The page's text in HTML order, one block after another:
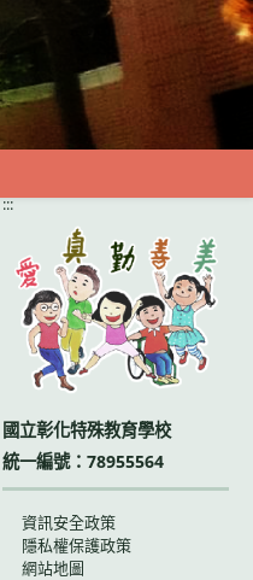
:::
國立彰化特殊教育學校
統一編號：78955564
資訊安全政策
隱私權保護政策
網站地圖